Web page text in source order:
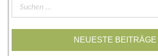
Suchen
NEUESTE BEITRÄGE